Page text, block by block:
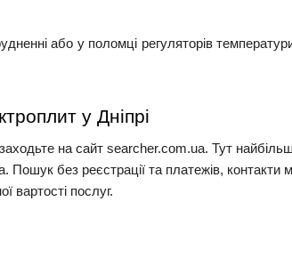
або у поломці регуляторів
у Дніпрі
на сайт searcher.com.ua. Тут
Пошук без реєстрації та платежів,
вартості послуг.